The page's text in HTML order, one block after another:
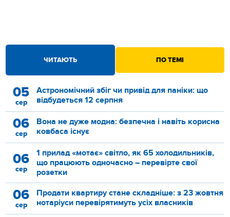
ЧИТАЮТЬ ПО ТЕМІ
05
сер
Астрономічний збіг чи привід для паніки: що
відбудеться 12 серпня
06
сер
Вона не дуже модна: безпечна і навіть корисна
ковбаса існує
06
сер
1 прилад «мотає» світло, як 65 холодильників,
що працюють одночасно – перевірте свої
розетки
06
сер
Продати квартиру стане складніше: з 23 жовтня
нотаріуси перевірятимуть усіх власників